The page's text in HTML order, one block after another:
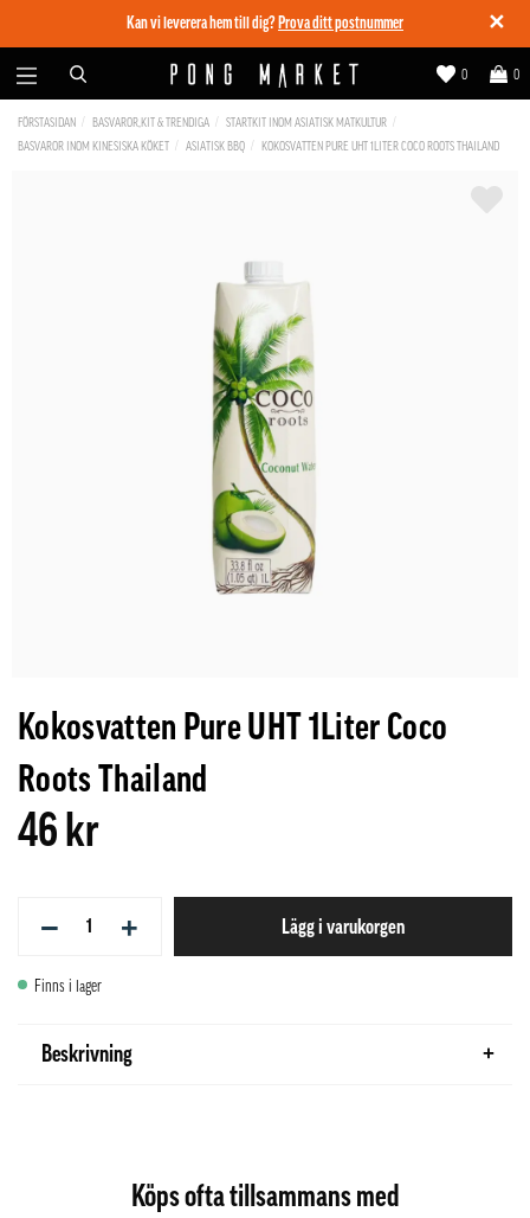
✕
Kan vi leverera hem till dig? Prova ditt postnummer
0
0
FÖRSTASIDAN BASVAROR,KIT & TRENDIGA
STARTKIT INOM ASIATISK MATKULTUR
BASVAROR INOM KINESISKA KÖKET
ASIATISK BBQ KOKOSVATTEN PURE UHT 1LITER COCO ROOTS THAILAND
Kokosvatten Pure UHT 1Liter Coco
Roots Thailand
46 kr
− + Lägg i varukorgen
Finns i lager
Beskrivning
Köps ofta tillsammans med